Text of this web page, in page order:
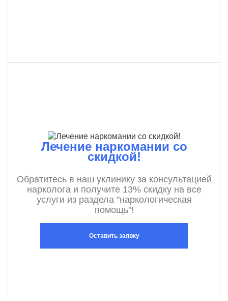
Лечение наркомании со
скидкой!
Обратитесь в наш уклинику за консультацией
нарколога и получите 13% скидку на все
услуги из раздела "наркологическая
помощь"!
Оставить заявку